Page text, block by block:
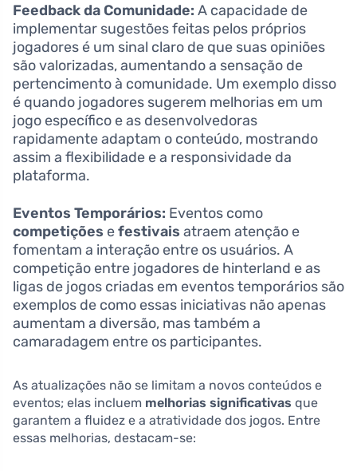
Feedback da Comunidade: A capacidade de
implementar sugestões feitas pelos próprios
jogadores é um sinal claro de que suas opiniões
são valorizadas, aumentando a sensação de
pertencimento à comunidade. Um exemplo disso
é quando jogadores sugerem melhorias em um
jogo específico e as desenvolvedoras
rapidamente adaptam o conteúdo, mostrando
assim a flexibilidade e a responsividade da
plataforma.
Eventos Temporários: Eventos como
competições efestivais atraem atenção e
fomentam a interação entre os usuários. A
competição entre jogadores de hinterland e as
ligas de jogos criadas em eventos temporários são
exemplos de como essas iniciativas não apenas
aumentam a diversão, mas também a
camaradagem entre os participantes.
As atualizações não se limitam a novos conteúdos e
eventos; elas incluem melhorias significativas que
garantem a fluidez e a atratividade dos jogos. Entre
essas melhorias, destacam-se: